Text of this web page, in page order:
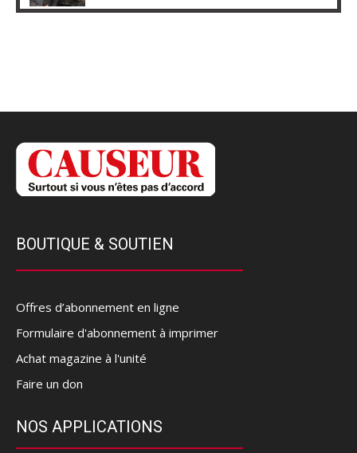
BOUTIQUE & SOUTIEN
Offres d’abonnement en ligne
Formulaire d'abonnement à imprimer
Achat magazine à l'unité
Faire un don
NOS APPLICATIONS